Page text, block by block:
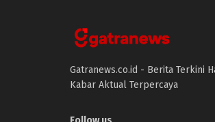
Gatranews.co.id - Berita Terkini
Kabar Aktual Terpercaya